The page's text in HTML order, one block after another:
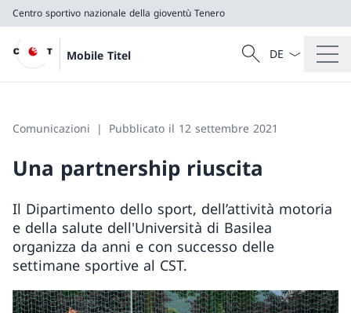
Centro sportivo nazionale della gioventù Tenero
Mobile Titel
Cercare
Ricerca
Dal menu a
Comunicazioni Pubblicato il 12 settembre 2021
Una partnership riuscita
Il Dipartimento dello sport, dell’attività motoria
e della salute dell'Università di Basilea
organizza da anni e con successo delle
settimane sportive al CST.